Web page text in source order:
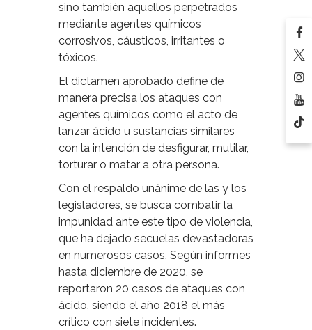
sino también aquellos perpetrados
mediante agentes químicos
corrosivos, cáusticos, irritantes o
tóxicos.
El dictamen aprobado define de
manera precisa los ataques con
agentes químicos como el acto de
lanzar ácido u sustancias similares
con la intención de desfigurar, mutilar,
torturar o matar a otra persona.
Con el respaldo unánime de las y los
legisladores, se busca combatir la
impunidad ante este tipo de violencia,
que ha dejado secuelas devastadoras
en numerosos casos. Según informes
hasta diciembre de 2020, se
reportaron 20 casos de ataques con
ácido, siendo el año 2018 el más
crítico con siete incidentes.